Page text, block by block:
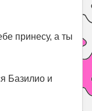
принесу, а ты
Базилио и